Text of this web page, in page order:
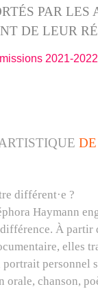
PAR LES
DE LEUR
2021-2022
différent·e ?
Haymann
À partir
elles
portrait personnel
orale, chanson,